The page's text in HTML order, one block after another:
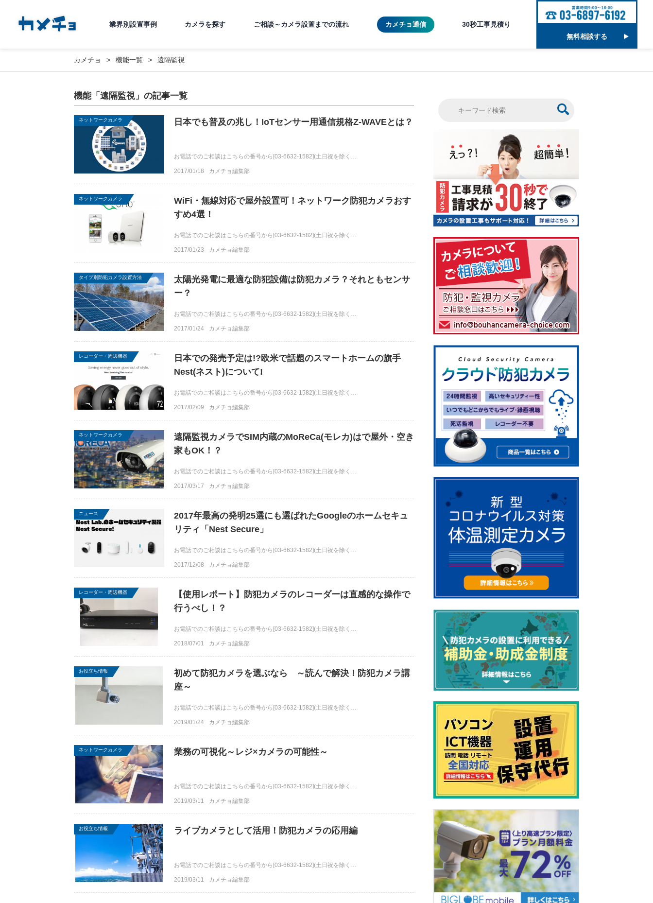
業界別設置事例 カメラを探す ご相談～カメラ設置までの流れ カメチョ通信
30秒工事見積り
無料相談する
カメチョ 機能一覧 遠隔監視
機能「遠隔監視」の記事一覧
ネットワークカメラ 日本でも普及の兆し！IoTセンサー用通信規格Z-WAVEとは？
お電話でのご相談はこちらの番号から[03-6632-1582](土日祝を除く…
2017/01/18 カメチョ編集部
ネットワークカメラ
WiFi・無線対応で屋外設置可！ネットワーク防犯カメラおす
すめ4選！
お電話でのご相談はこちらの番号から[03-6632-1582](土日祝を除く…
2017/01/23 カメチョ編集部
タイプ別防犯カメラ設置方法
太陽光発電に最適な防犯設備は防犯カメラ？それともセンサ
ー？
お電話でのご相談はこちらの番号から[03-6632-1582](土日祝を除く…
2017/01/24 カメチョ編集部
レコーダー・周辺機器
日本での発売予定は!?欧米で話題のスマートホームの旗手
Nest(ネスト)について!
お電話でのご相談はこちらの番号から[03-6632-1582](土日祝を除く…
2017/02/09 カメチョ編集部
ネットワークカメラ
遠隔監視カメラでSIM内蔵のMoReCa(モレカ)はで屋外・空き
家もOK！？
お電話でのご相談はこちらの番号から[03-6632-1582](土日祝を除く…
2017/03/17 カメチョ編集部
ニュース
2017年最高の発明25選にも選ばれたGoogleのホームセキュ
リティ「Nest Secure」
お電話でのご相談はこちらの番号から[03-6632-1582](土日祝を除く…
2017/12/08 カメチョ編集部
レコーダー・周辺機器
【使用レポート】防犯カメラのレコーダーは直感的な操作で
行うべし！？
お電話でのご相談はこちらの番号から[03-6632-1582](土日祝を除く…
2018/07/01 カメチョ編集部
お役立ち情報
初めて防犯カメラを選ぶなら ～読んで解決！防犯カメラ講
座～
お電話でのご相談はこちらの番号から[03-6632-1582](土日祝を除く…
2019/01/24 カメチョ編集部
ネットワークカメラ 業務の可視化～レジ×カメラの可能性～
お電話でのご相談はこちらの番号から[03-6632-1582](土日祝を除く…
2019/03/11 カメチョ編集部
お役立ち情報 ライブカメラとして活用！防犯カメラの応用編
お電話でのご相談はこちらの番号から[03-6632-1582](土日祝を除く…
2019/03/11 カメチョ編集部